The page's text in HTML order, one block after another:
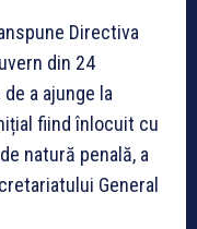
Directiva
din 24
a ajunge la
fiind înlocuit cu
natură penală, a
General